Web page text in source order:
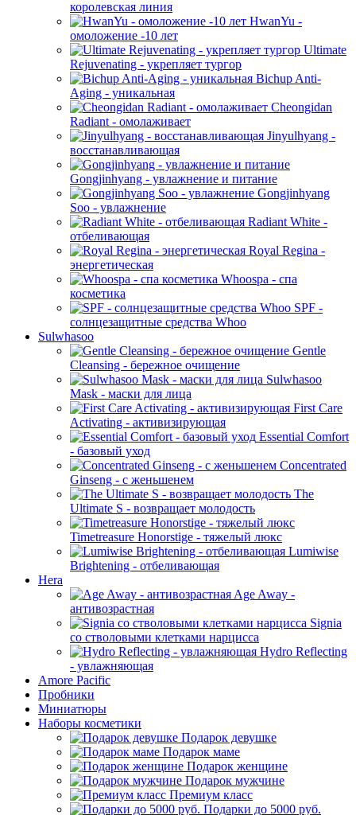
королевская линия
HwanYu -
омоложение -10 лет
Ultimate
Rejuvenating - укрепляет тургор
Bichup Anti-
Aging - уникальная
Cheongidan
Radiant - омолаживает
Jinyulhyang -
восстанавливающая
Gongjinhyang - увлажнение и питание
Gongjinhyang
Soo - увлажнение
Radiant White -
отбеливающая
Royal Regina -
энергетическая
Whoospa - спа
косметика
SPF -
солнцезащитные средства Whoo
Sulwhasoo
Gentle
Cleansing - бережное очищение
Sulwhasoo
Mask - маски для лица
First Care
Activating - активизирующая
Essential Comfort
- базовый уход
Concentrated
Ginseng - с женьшенем
The
Ultimate S - возвращает молодость
Timetreasure Honorstige - тяжелый люкс
Lumiwise
Brightening - отбеливающая
Hera
Age Away -
антивозрастная
Signia
со стволовыми клетками нарцисса
Hydro Reflecting
- увлажняющая
Amore Pacific
Пробники
Миниатюры
Наборы косметики
Подарок девушке
Подарок маме
Подарок женщине
Подарок мужчине
Премиум класс
Подарки до 5000 руб.